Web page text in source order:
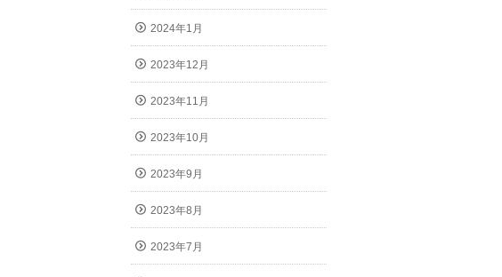
2024年1月
2023年12月
2023年11月
2023年10月
2023年9月
2023年8月
2023年7月